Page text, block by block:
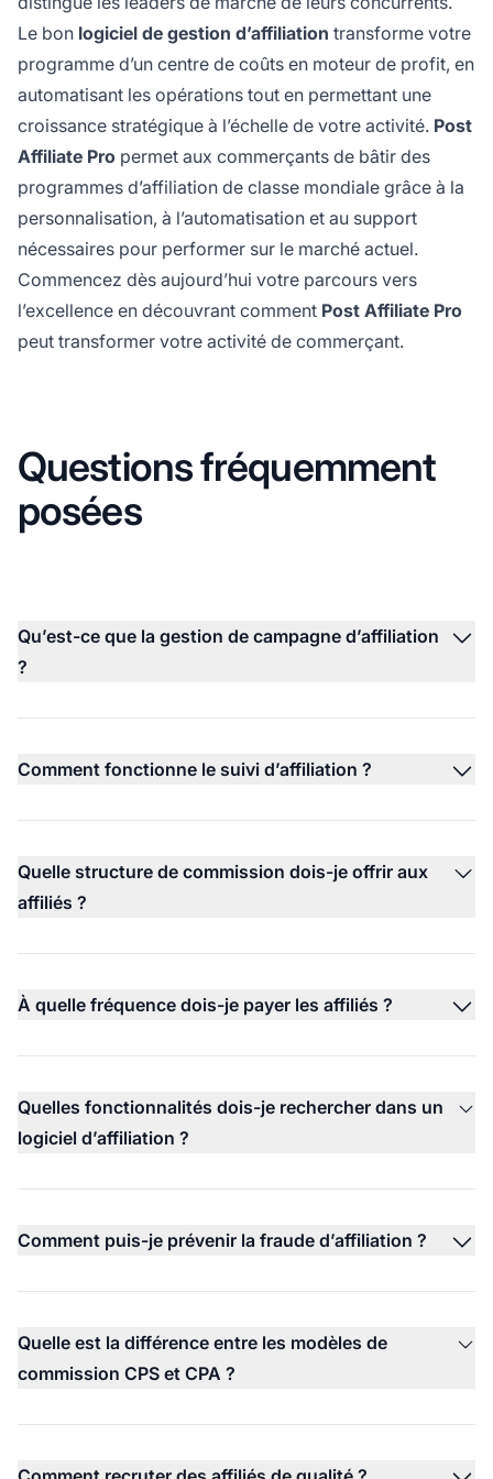
Le bon logiciel de gestion d’affiliation transforme votre
programme d’un centre de coûts en moteur de profit, en
automatisant les opérations tout en permettant une
croissance stratégique à l’échelle de votre activité. Post
Affiliate Pro permet aux commerçants de bâtir des
programmes d’affiliation de classe mondiale grâce à la
personnalisation, à l’automatisation et au support
nécessaires pour performer sur le marché actuel.
Commencez dès aujourd’hui votre parcours vers
l’excellence en découvrant comment Post Affiliate Pro
peut transformer votre activité de commerçant.
Questions fréquemment
posées
Qu’est-ce que la gestion de campagne d’affiliation
?
Comment fonctionne le suivi d’affiliation ?
Quelle structure de commission dois-je offrir aux
affiliés ?
À quelle fréquence dois-je payer les affiliés ?
Quelles fonctionnalités dois-je rechercher dans un
logiciel d’affiliation ?
Comment puis-je prévenir la fraude d’affiliation ?
Quelle est la différence entre les modèles de
commission CPS et CPA ?